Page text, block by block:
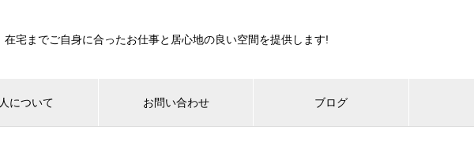
宅までご自身に合ったお仕事と居心地の良い空間を提供します!
について お問い合わせ ブログ